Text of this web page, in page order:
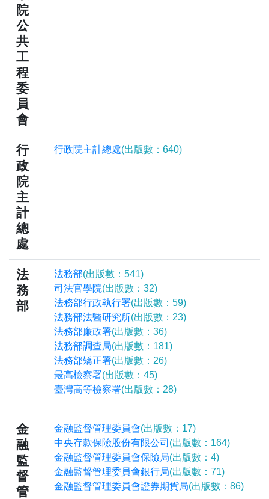
院
公
共
工
程
委
員
會
行
政
院
主
計
總
處
行政院主計總處(出版數：640)
法
務
部
法務部(出版數：541)
司法官學院(出版數：32)
法務部行政執行署(出版數：59)
法務部法醫研究所(出版數：23)
法務部廉政署(出版數：36)
法務部調查局(出版數：181)
法務部矯正署(出版數：26)
最高檢察署(出版數：45)
臺灣高等檢察署(出版數：28)
金
融
監
督
管
金融監督管理委員會(出版數：17)
中央存款保險股份有限公司 (出版數：164)
金融監督管理委員會保險局(出版數：4)
金融監督管理委員會銀行局(出版數：71)
金融監督管理委員會證券期貨局(出版數：86)